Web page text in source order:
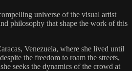
universe of the visual artist
philosophy that shape the work of this
Venezuela, where she lived until
the freedom to roam the streets,
seeks the dynamics of the crowd at